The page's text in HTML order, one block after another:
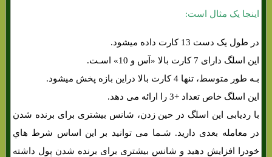
اینجا یک مثال است:
در طول یک دست 13 کارت داده میشود.
این اسلگ دارای 7 کارت بالا «آس و 10» اسـت.
بـه طور متوسط، تنها 4 کارت بالا دراین بازه پخش میشود.
این اسلگ خاص تعداد +3 را ارائه می دهد.
با ردیابی این اسلگ در حین زدن، شانس بیشتری برای برنده شدن
در معامله بعدی دارید. شـما می توانید بر این اساس شرط هاي‌
خودرا افزایش دهید و شانس بیشتری برای برنده شدن پول داشته